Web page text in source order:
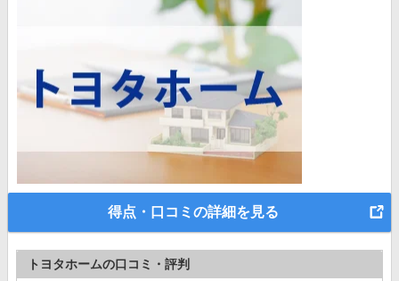
得点・口コミの詳細を見る
トヨタホームの口コミ・評判